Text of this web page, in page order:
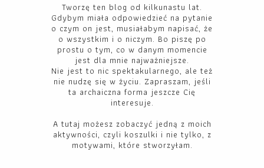
Tworzę ten blog od kilkunastu lat.
Gdybym miała odpowiedzieć na pytanie
o czym on jest, musiałabym napisać, że
o wszystkim i o niczym. Bo piszę po
prostu o tym, co w danym momencie
jest dla mnie najważniejsze.
Nie jest to nic spektakularnego, ale też
nie nudzę się w życiu. Zapraszam, jeśli
ta archaiczna forma jeszcze Cię
interesuje.
A tutaj możesz zobaczyć jedną z moich
aktywności, czyli koszulki i nie tylko, z
motywami, które stworzyłam.